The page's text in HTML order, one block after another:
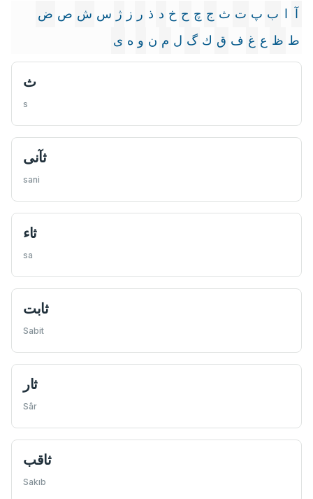
آ ا ب پ ت ث ج چ ح خ د ذ ر ز ژ س ش ص ض
ط ظ ع غ ف ق ك گ ل م ن و ه ى
ث
s
ثآنی
sani
ثاء
sa
ثابت
Sabit
ثار
Sâr
ثاقب
Sakıb